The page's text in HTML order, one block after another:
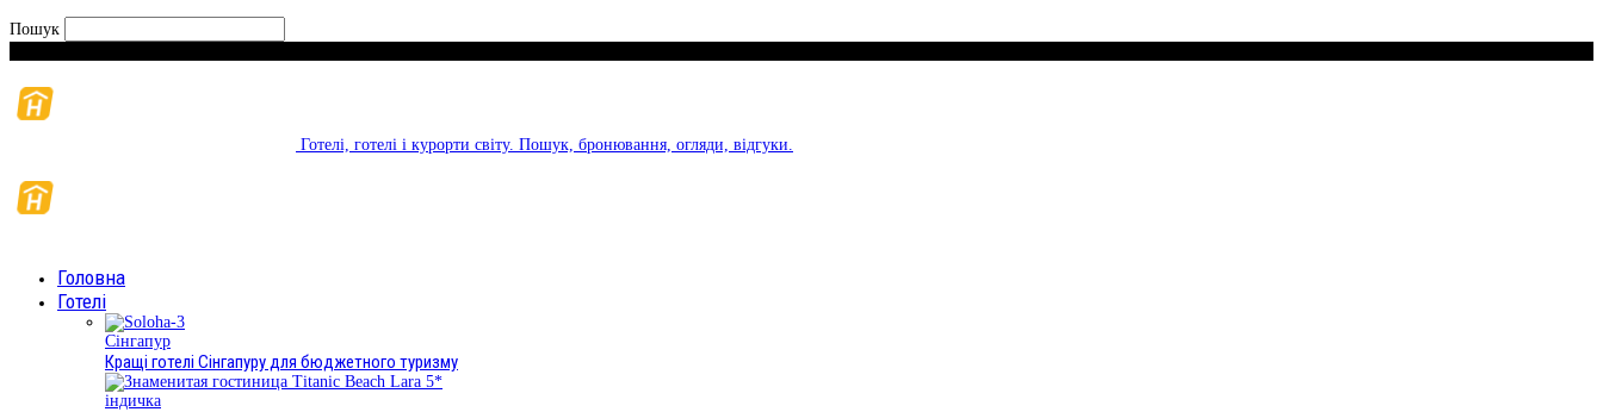
Пошук
Готелі, готелі і курорти світу. Пошук, бронювання, огляди, відгуки.
Головна
Готелі
Сінгапур
Кращі готелі Сінгапуру для бюджетного туризму
індичка